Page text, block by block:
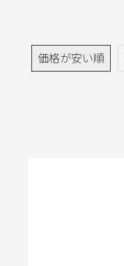
価格が安い順